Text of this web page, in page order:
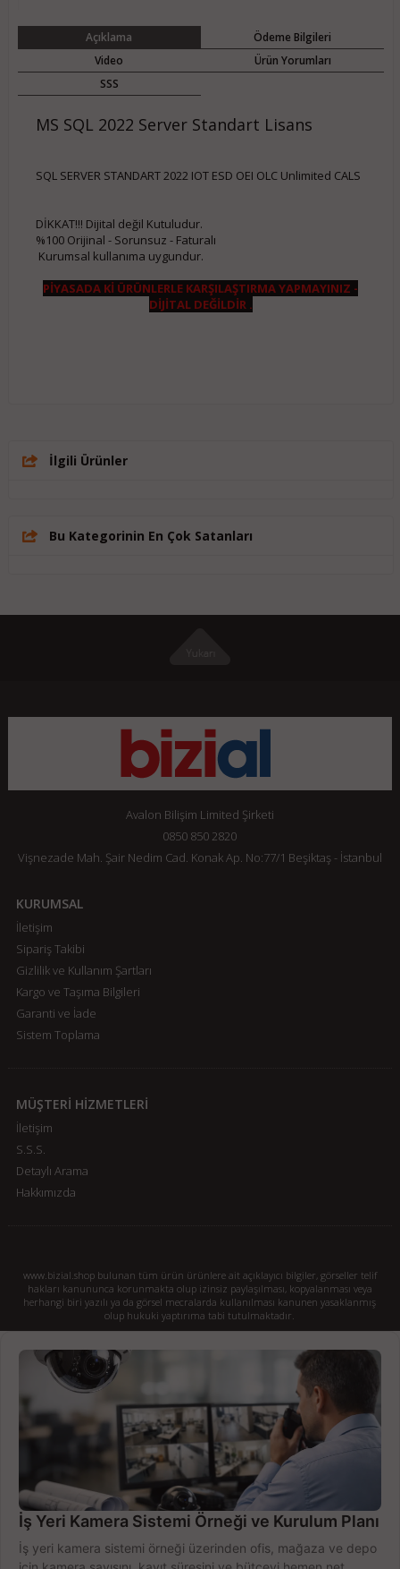
Açıklama
Ödeme Bilgileri
Video
Ürün Yorumları
SSS
MS SQL 2022 Server Standart Lisans
SQL SERVER STANDART 2022 IOT ESD OEI OLC Unlimited CALS​
DİKKAT!!! Dijital değil Kutuludur.
%100 Orijinal - Sorunsuz - Faturalı
Kurumsal kullanıma uygundur.
PİYASADA Kİ ÜRÜNLERLE KARŞILAŞTIRMA YAPMAYINIZ -
DİJİTAL DEĞİLDİR .
İlgili Ürünler
Bu Kategorinin En Çok Satanları
Avalon Bilişim Limited Şirketi
0850 850 2820
Vişnezade Mah. Şair Nedim Cad. Konak Ap. No:77/1 Beşiktaş - İstanbul
KURUMSAL
İletişim
Sipariş Takibi
Gizlilik ve Kullanım Şartları
Kargo ve Taşıma Bilgileri
Garanti ve İade
Sistem Toplama
MÜŞTERİ HİZMETLERİ
İletişim
S.S.S.
Detaylı Arama
Hakkımızda
www.bizial.shop bulunan tüm ürün ürünlere ait açıklayıcı bilgiler, görseller telif
hakları kanununca korunmakta olup izinsiz paylaşılması, kopyalanması veya
herhangi biri yazılı ya da görsel mecralarda kullanılması kanunen yasaklanmış
olup hukuki yaptırıma tabi tutulmaktadır.
İş Yeri Kamera Sistemi Örneği ve Kurulum Planı
İş yeri kamera sistemi örneği üzerinden ofis, mağaza ve depo